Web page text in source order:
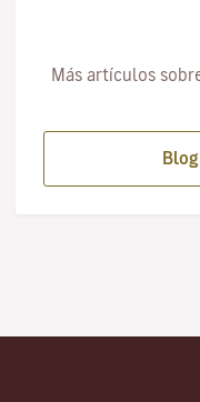
Más artículos